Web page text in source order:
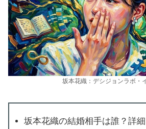
坂本花織：デシジョンラボ・
坂本花織の結婚相手は誰？詳細